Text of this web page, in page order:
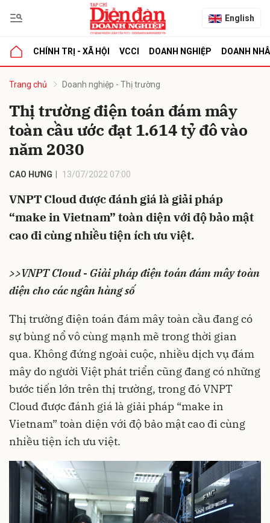
English
CHÍNH TRỊ - XÃ HỘI VCCI DOANH NGHIỆP DOANH
Trang chủ Doanh nghiệp - Thị trường
Thị trường điện toán đám mây
toàn cầu ước đạt 1.614 tỷ đô vào
năm 2030
CAO HƯNG 13/07/2022 07:00
VNPT Cloud được đánh giá là giải pháp
“make in Vietnam” toàn diện với độ bảo mật
cao đi cùng nhiều tiện ích ưu việt.
>>VNPT Cloud - Giải pháp điện toán đám mây toàn
diện cho các ngân hàng số
Thị trường điện toán đám mây toàn cầu đang có
sự bùng nổ vô cùng mạnh mẽ trong thời gian
qua. Không đứng ngoài cuộc, nhiều dịch vụ đám
mây do người Việt phát triển cũng đang có những
bước tiến lớn trên thị trường, trong đó VNPT
Cloud được đánh giá là giải pháp “make in
Vietnam” toàn diện với độ bảo mật cao đi cùng
nhiều tiện ích ưu việt.
luận
Hủy